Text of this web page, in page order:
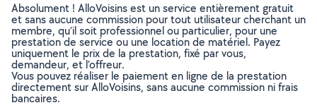
Absolument ! AlloVoisins est un service entièrement gratuit
et sans aucune commission pour tout utilisateur cherchant un
membre, qu’il soit professionnel ou particulier, pour une
prestation de service ou une location de matériel. Payez
uniquement le prix de la prestation, fixé par vous,
demandeur, et l’offreur.
Vous pouvez réaliser le paiement en ligne de la prestation
directement sur AlloVoisins, sans aucune commission ni frais
bancaires.